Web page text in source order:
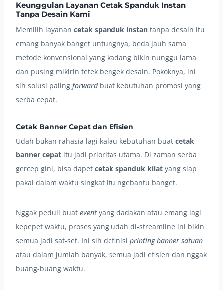
Keunggulan Layanan Cetak Spanduk Instan
Tanpa Desain Kami
Memilih layanan cetak spanduk instan tanpa desain itu
emang banyak banget untungnya, beda jauh sama
metode konvensional yang kadang bikin nunggu lama
dan pusing mikirin tetek bengek desain. Pokoknya, ini
sih solusi paling forwardbuat kebutuhan promosi yang
serba cepat.
Cetak Banner Cepat dan Efisien
Udah bukan rahasia lagi kalau kebutuhan buat cetak
banner cepat itu jadi prioritas utama. Di zaman serba
gercep gini, bisa dapet cetak spanduk kilat yang siap
pakai dalam waktu singkat itu ngebantu banget.
Nggak peduli buat eventyang dadakan atau emang lagi
kepepet waktu, proses yang udah di-streamline ini bikin
semua jadi sat-set. Ini sih definisi printing banner satuan
atau dalam jumlah banyak, semua jadi efisien dan nggak
buang-buang waktu.